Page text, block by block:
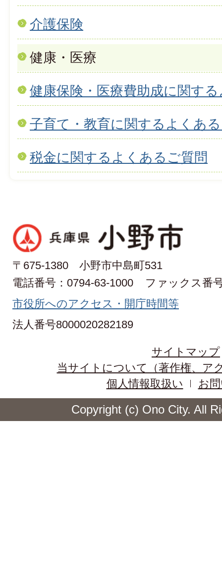
介護保険
健康・医療
健康保険・医療費助成に関す
子育て・教育に関するよくあ
税金に関するよくあるご質問
〒675-1380 小野市中島町531
電話番号：0794-63-1000
ファックス番
市役所へのアクセス・開庁時間等
法人番号8000020282189
サイトマップ
当サイトについて（著作権、ア
個人情報取扱い
お
Copyright (c) Ono City. All